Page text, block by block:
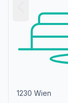
1230 Wien